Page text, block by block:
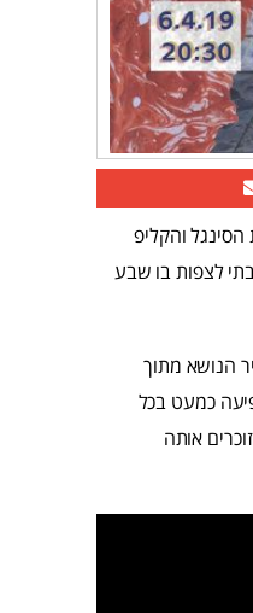
והקליפ
לצפות בו שבע
שנה (שיר הנושא מתוך
כמעט בכל
אותה